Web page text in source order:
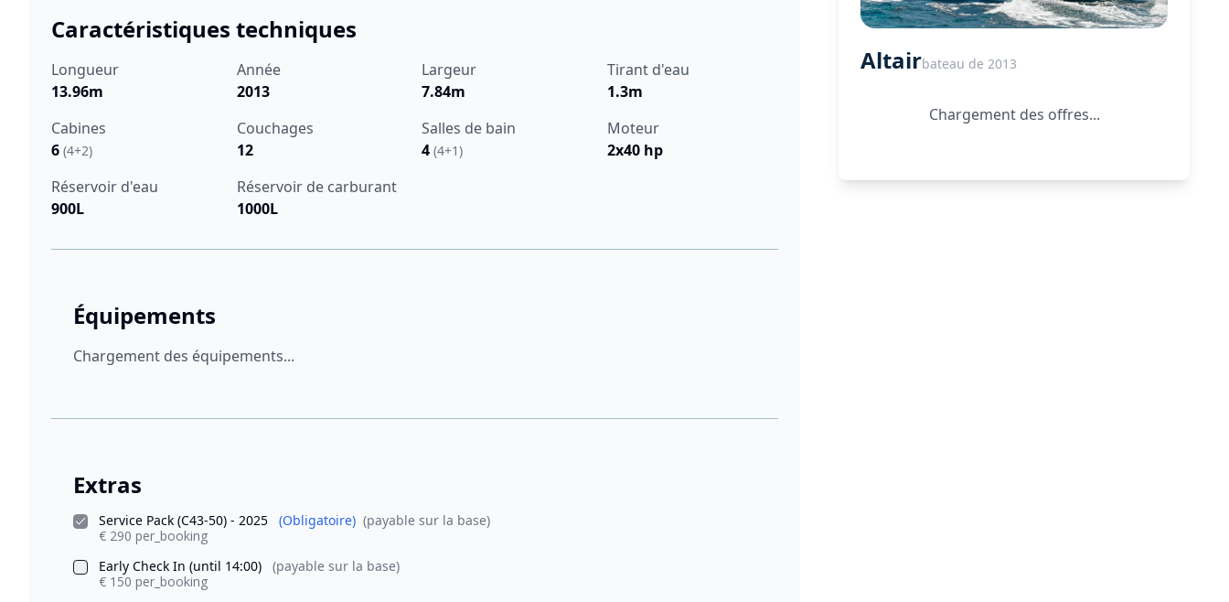
Caractéristiques techniques
Longueur
13.96m
Année
2013
Largeur
7.84m
Tirant d'eau
1.3m
Cabines
6 (4+2)
Couchages
12
Salles de bain
4(4+1)
Moteur
2x40 hp
Réservoir d'eau
900L
Réservoir de carburant
1000L
Équipements
Chargement des équipements...
Extras
Service Pack (C43-50) - 2025 (Obligatoire) (payable sur la base)
€ 290 per_booking
Early Check In (until 14:00)
(payable sur la base)
€ 150 per_booking
Altairbateau de 2013
Chargement des offres...